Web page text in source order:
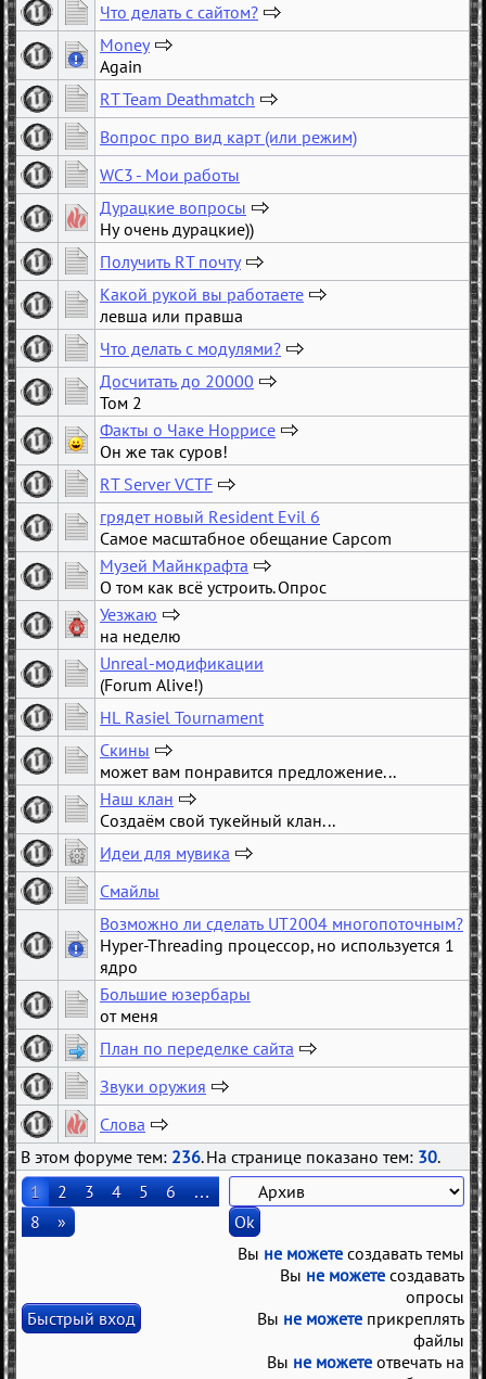
Что делать с сайтом? …
Money
Again
RT Team Deathmatch …
65
Вопрос про вид карт (или режим)
WC3 - Мои работы
Дурацкие вопросы …
17
Ну очень дурацкие))
Получить RT почту
2
Какой рукой вы работаете
левша или правша
Что делать с модулями?
2
Досчитать до 20000 …
324
Том 2
Факты о Чаке Норрисе …
Он же так суров!
RT Server VCTF
4
грядет новый Resident Evil 6
Самое масштабное обещание Capcom
Музей Майнкрафта
5
О том как всё устроить. Опрос
Уезжаю …
15
на неделю
Unreal-модификации
(Forum Alive!)
HL Rasiel Tournament
Скины
4
может вам понравится предложение...
Нaш клaн …
Создaём свой тукeйный клaн...
Идеи для мувика …
Смайлы
Возможно ли сделать UT2004 многопоточным?
Hyper-Threading процессор, но используется 1
ядро
Большие юзербары
от меня
План по переделке сайта
6
Звуки оружия
2
Слова …
67
В этом форуме тем: 236. На странице показано тем: 30.
1
2 3 4 5 6
…
8
»
Вы не можете создавать темы
Вы не можете создавать
опросы
Вы не можете прикреплять
файлы
Вы не можете отвечать на